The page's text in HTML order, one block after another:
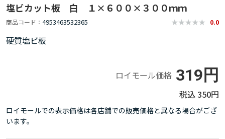
塩ビカット板 白 １×６００×３００ｍｍ
商品コード 4953463532365 0.0
硬質塩ビ板
ロイモール価格 319円
350円
ロイモールでの表示価格は各店舗での販売価格と異なる場合がござ
います。